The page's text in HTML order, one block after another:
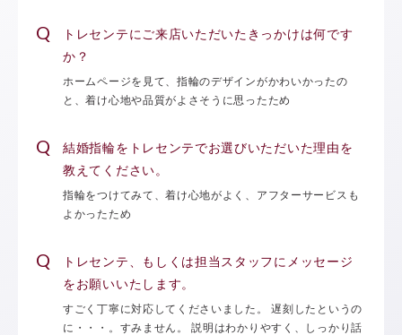
トレセンテにご来店いただいたきっかけは何です
か？
ホームページを見て、指輪のデザインがかわいかったの
と、着け心地や品質がよさそうに思ったため
結婚指輪をトレセンテでお選びいただいた理由を
教えてください。
指輪をつけてみて、着け心地がよく、アフターサービスも
よかったため
トレセンテ、もしくは担当スタッフにメッセージ
をお願いいたします。
すごく丁寧に対応してくださいました。 遅刻したというの
に・・・。すみません。 説明はわかりやすく、しっかり話